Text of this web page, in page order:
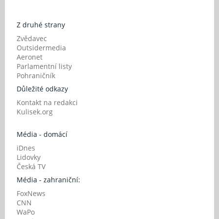
Z druhé strany
Zvědavec
Outsidermedia
Aeronet
Parlamentní listy
Pohraničník
Důležité odkazy
Kontakt na redakci
Kulisek.org
Média - domácí
iDnes
Lidovky
Česká TV
Média - zahraniční:
FoxNews
CNN
WaPo